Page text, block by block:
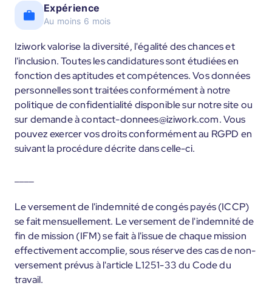
Expérience
Au moins 6 mois
Iziwork valorise la diversité, l'égalité des chances et
l'inclusion. Toutes les candidatures sont étudiées en
fonction des aptitudes et compétences. Vos données
personnelles sont traitées conformément à notre
politique de confidentialité disponible sur notre site ou
sur demande à contact-donnees@iziwork.com. Vous
pouvez exercer vos droits conformément au RGPD en
suivant la procédure décrite dans celle-ci.
Le versement de l'indemnité de congés payés (ICCP)
se fait mensuellement. Le versement de l'indemnité de
fin de mission (IFM) se fait à l'issue de chaque mission
effectivement accomplie, sous réserve des cas de non-
versement prévus à l'article L1251-33 du Code du
travail.